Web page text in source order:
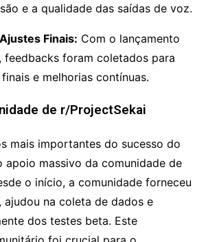
e a qualidade das saídas de voz.
Finais: Com o lançamento
feedbacks foram coletados para
e melhorias contínuas.
de r/ProjectSekai
mais importantes do sucesso do
apoio massivo da comunidade de
o início, a comunidade forneceu
na coleta de dados e
dos testes beta. Este